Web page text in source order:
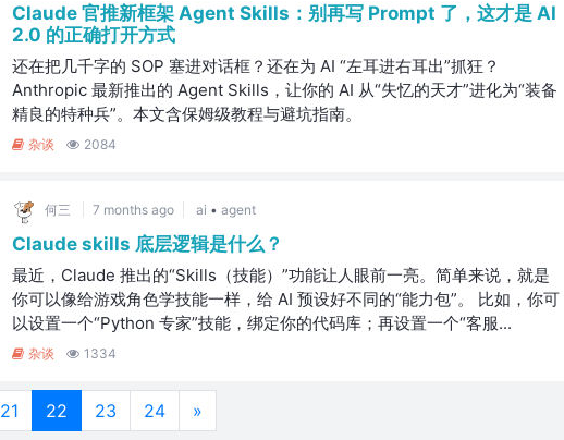
Claude 官推新框架 Agent Skills：别再写 Prompt 了，这才是 AI
2.0 的正确打开方式
还在把几千字的 SOP 塞进对话框？还在为 AI “左耳进右耳出”抓狂？
Anthropic 最新推出的 Agent Skills，让你的 AI 从“失忆的天才”进化为“装备
精良的特种兵”。本文含保姆级教程与避坑指南。
杂谈 2084
何三 7 months ago ai • agent
Claude skills 底层逻辑是什么？
最近，Claude 推出的“Skills（技能）”功能让人眼前一亮。简单来说，就是
你可以像给游戏角色学技能一样，给 AI 预设好不同的“能力包”。 比如，你可
以设置一个“Python 专家”技能，绑定你的代码库；再设置一个“客服...
杂谈 1334
21 22 23 24 »